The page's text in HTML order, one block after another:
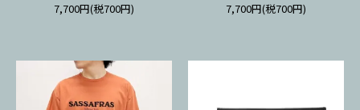
7,700円(税700円)
7,700円(税700円)